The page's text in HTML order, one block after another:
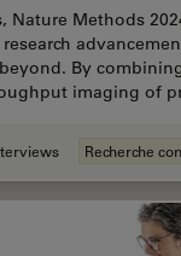
Nature Methods
By
imaging of
Recherche